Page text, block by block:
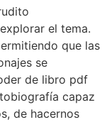
el tema.
que las
se
de libro pdf
capaz
de hacernos